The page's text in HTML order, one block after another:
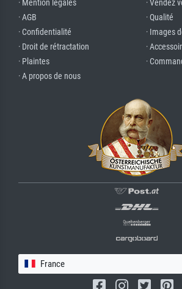
· Mention légales
· AGB
· Confidentialité
· Droit de rétractation
· Plaintes
· A propos de nous
· Vendez
· Qualité
· Images
·
·
France